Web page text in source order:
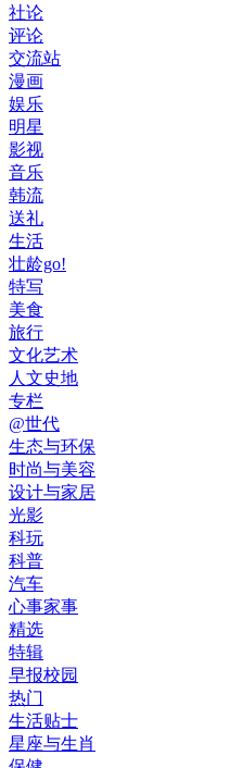
社论
评论
交流站
漫画
娱乐
明星
影视
音乐
韩流
送礼
生活
壮龄go!
特写
美食
旅行
文化艺术
人文史地
专栏
@世代
生态与环保
时尚与美容
设计与家居
光影
科玩
科普
汽车
心事家事
精选
特辑
早报校园
热门
生活贴士
星座与生肖